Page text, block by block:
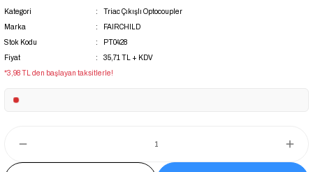
Kategori
Triac Çıkışlı Optocoupler
Marka
FAIRCHILD
Stok Kodu
PT0428
Fiyat
35,71 TL + KDV
*3,98 TL den başlayan taksitlerle!